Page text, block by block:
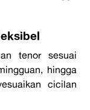
tenor sesuai
hingga
cicilan